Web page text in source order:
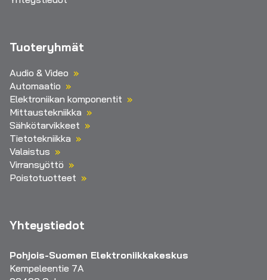
Tuoteryhmät
Audio & Video
Automaatio
Elektroniikan komponentit
Mittaustekniikka
Sähkötarvikkeet
Tietotekniikka
Valaistus
Virransyöttö
Poistotuotteet
Yhteystiedot
Pohjois-Suomen Elektroniikkakeskus
Kempeleentie 7A